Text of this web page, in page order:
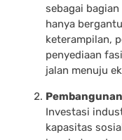
sebagai
hanya
keterampilan,
penyediaan
jalan menuju
Investasi
kapasitas